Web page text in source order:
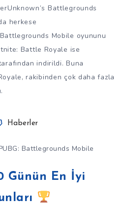
Battlegrounds
herkese
Battlegrounds Mobile oyununu
Battle Royale ise
indirildi. Buna
rakibinden çok daha fazla
Haberler
Battlegrounds Mobile
Günün En İyi